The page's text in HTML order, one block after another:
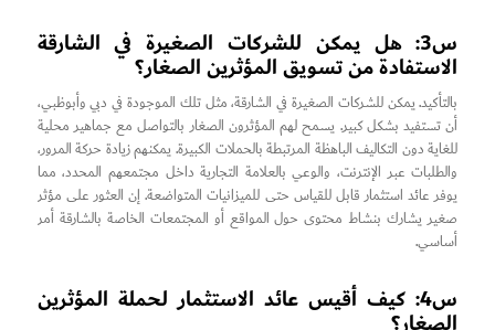
س3: هل يمكن للشركات الصغيرة في الشارقة
الاستفادة من تسويق المؤثرين الصغار؟
بالتأكيد. يمكن للشركات الصغيرة في الشارقة، مثل تلك الموجودة في دبي وأبوظبي،
أن تستفيد بشكل كبير. يسمح لهم المؤثرون الصغار بالتواصل مع جماهير محلية
للغاية دون التكاليف الباهظة المرتبطة بالحملات الكبيرة. يمكنهم زيادة حركة المرور،
والطلبات عبر الإنترنت، والوعي بالعلامة التجارية داخل مجتمعهم المحدد، مما
يوفر عائد استثمار قابل للقياس حتى للميزانيات المتواضعة. إن العثور على مؤثر
صغير يشارك بنشاط محتوى حول المواقع أو المجتمعات الخاصة بالشارقة أمر
أساسي.
س4: كيف أقيس عائد الاستثمار لحملة المؤثرين